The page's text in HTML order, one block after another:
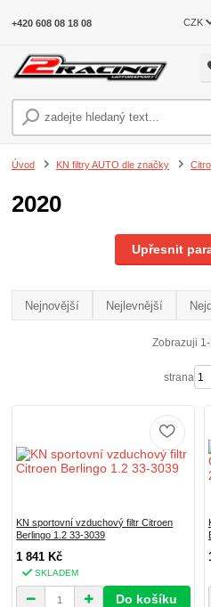
CZK
+420 608 08 18 08
Úvod KN filtry AUTO dle značky
2020
Upřesnit
Nejnovější Nejlevnější
Zobrazuji
strana
KN sportovní vzduchový filtr Citroen
Berlingo 1.2 33-3039
1 841 Kč
SKLADEM
Do košíku